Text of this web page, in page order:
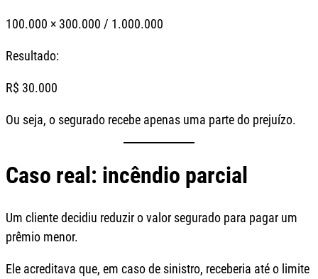
100.000 × 300.000 / 1.000.000
Resultado:
R$ 30.000
Ou seja, o segurado recebe apenas uma parte do prejuízo.
Caso real: incêndio parcial
Um cliente decidiu reduzir o valor segurado para pagar um
prêmio menor.
Ele acreditava que, em caso de sinistro, receberia até o limite